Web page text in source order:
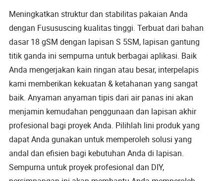
Meningkatkan struktur dan stabilitas pakaian Anda
dengan Fusususcing kualitas tinggi. Terbuat dari bahan
dasar 18 gSM dengan lapisan S 5SM, lapisan gantung
titik ganda ini sempurna untuk berbagai aplikasi. Baik
Anda mengerjakan kain ringan atau besar, interpelapis
kami memberikan kekuatan & ketahanan yang sangat
baik. Anyaman anyaman tipis dari air panas ini akan
menjamin kemudahan penggunaan dan lapisan akhir
profesional bagi proyek Anda. Pilihlah lini produk yang
dapat Anda gunakan untuk memperoleh solusi yang
andal dan efisien bagi kebutuhan Anda di lapisan.
Sempurna untuk proyek profesional dan DIY,